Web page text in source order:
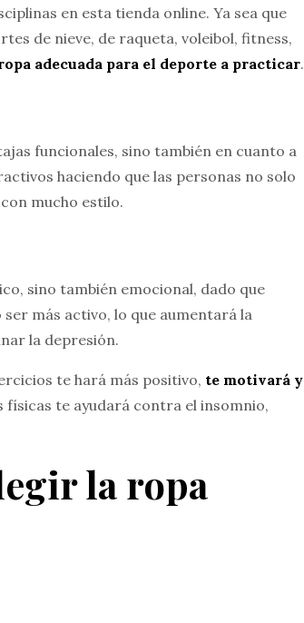
en esta tienda online. Ya sea que
de nieve, de raqueta, voleibol, fitness,
adecuada para el deporte a practicar.
funcionales, sino también en cuanto a
haciendo que las personas no solo
mucho estilo.
sino también emocional, dado que
más activo, lo que aumentará la
la depresión.
te hará más positivo, te motivará y
físicas te ayudará contra el insomnio,
la ropa